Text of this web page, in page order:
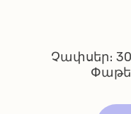
Չափսեր։